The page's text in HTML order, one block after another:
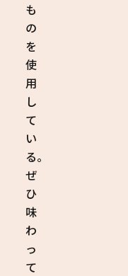
も
の
を
使
用
し
て
い
る。
ぜ
ひ
味
わ
っ
て